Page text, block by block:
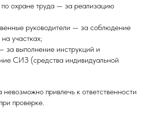
по охране труда — за реализацию
руководители — за соблюдение
участках;
за выполнение инструкций и
СИЗ (средства индивидуальной
невозможно привлечь к ответственности
проверке.